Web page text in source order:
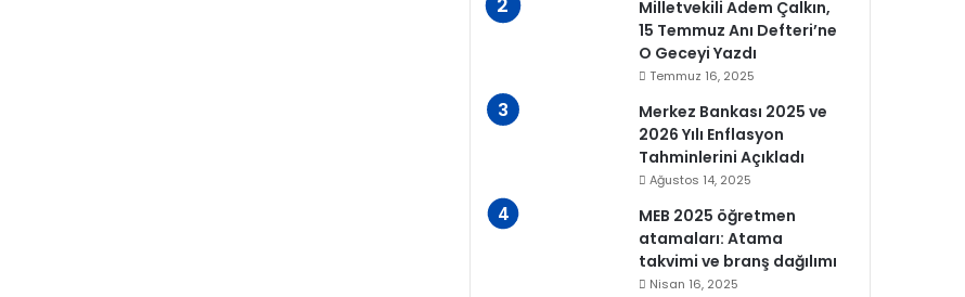
Milletvekili Adem Çalkın,
15 Temmuz Anı Defteri’ne
O Geceyi Yazdı
Temmuz 16, 2025
Merkez Bankası 2025 ve
2026 Yılı Enflasyon
Tahminlerini Açıkladı
Ağustos 14, 2025
MEB 2025 öğretmen
atamaları: Atama
takvimi ve branş dağılımı
Nisan 16, 2025